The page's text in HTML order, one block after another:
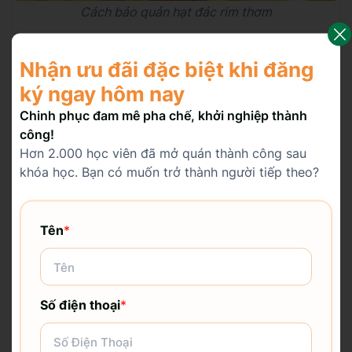
Cách bảo quản hạt đác rim thơm
5. Một số câu hỏi thường
gặp khi làm hạt đác rim
thơm
Tại sao phải ngâm hạt đác với đường trước rồi
mới bỏ lên bếp đun?
Lợi ích của việc rim hạt đác là gì?
Nếu hỗn hợp hạt đác sau khi rim còn nóng, có
thể bảo quản trong tủ lạnh không?
Nhận ưu đãi đặc biệt khi đăng
ký ngay hôm nay
Chinh phục đam mê pha chế, khởi nghiệp thành
công!
Hơn 2.000 học viên đã mở quán thành công sau
khóa học. Bạn có muốn trở thành người tiếp theo?
Tên*
Số điện thoại*